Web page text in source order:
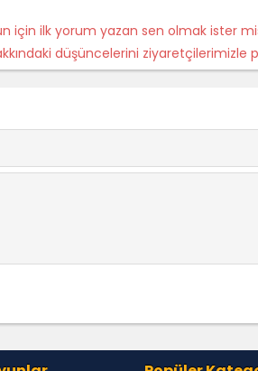
için ilk yorum yazan sen olmak ister
düşüncelerini ziyaretçilerimizle